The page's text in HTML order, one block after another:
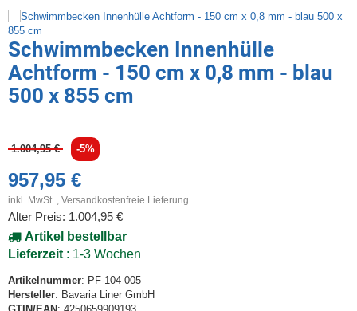
Schwimmbecken Innenhülle
Achtform - 150 cm x 0,8 mm - blau
500 x 855 cm
1.004,95 € -5%
957,95 €
inkl. MwSt. , Versandkostenfreie Lieferung
Alter Preis: 1.004,95 €
Artikel bestellbar
Lieferzeit : 1-3 Wochen
Artikelnummer: PF-104-005
Hersteller: Bavaria Liner GmbH